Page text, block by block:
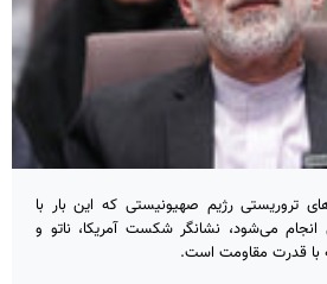
تروریستی رژیم صهیونیستی که این بار با
انجام می‌شود، نشانگر شکست آمریکا، ناتو و
با قدرت مقاومت است.